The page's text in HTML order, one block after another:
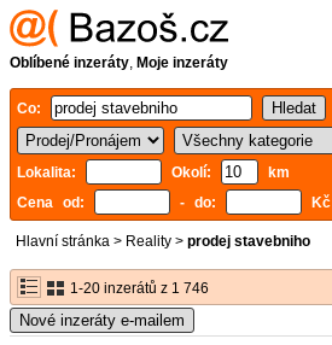
Oblíbené inzeráty, Moje inzeráty
Co:
Lokalita: Okolí:
km
Cena od:
- do: Kč
Hlavní stránka > Reality > prodej stavebniho
1-20 inzerátů z 1 746
Nové inzeráty e-mailem